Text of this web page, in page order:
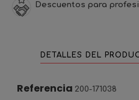
Descuentos para
DETALLES DEL
Referencia 200-171038